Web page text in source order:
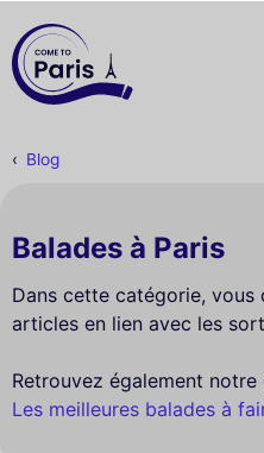
Blog
Balades à Paris
Dans cette catégorie,
articles en lien avec les
Retrouvez également
Les meilleures balades à